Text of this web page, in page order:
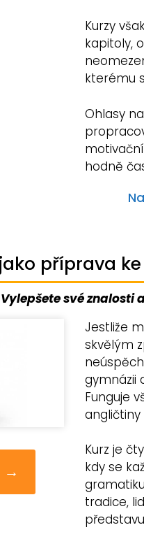
Kurzy
kapitoly,
kterému
Ohlasy
hodně
příprava
Vylepšete své znalosti
→
Jestliže
skvělým
gymnázii
Funguje
Kurz je
kdy se
tradice,